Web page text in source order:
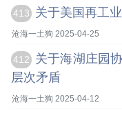
413 关于美国再工
沧海一土狗 2025-04-25
412
关于海湖庄园
层次矛盾
沧海一土狗 2025-04-12